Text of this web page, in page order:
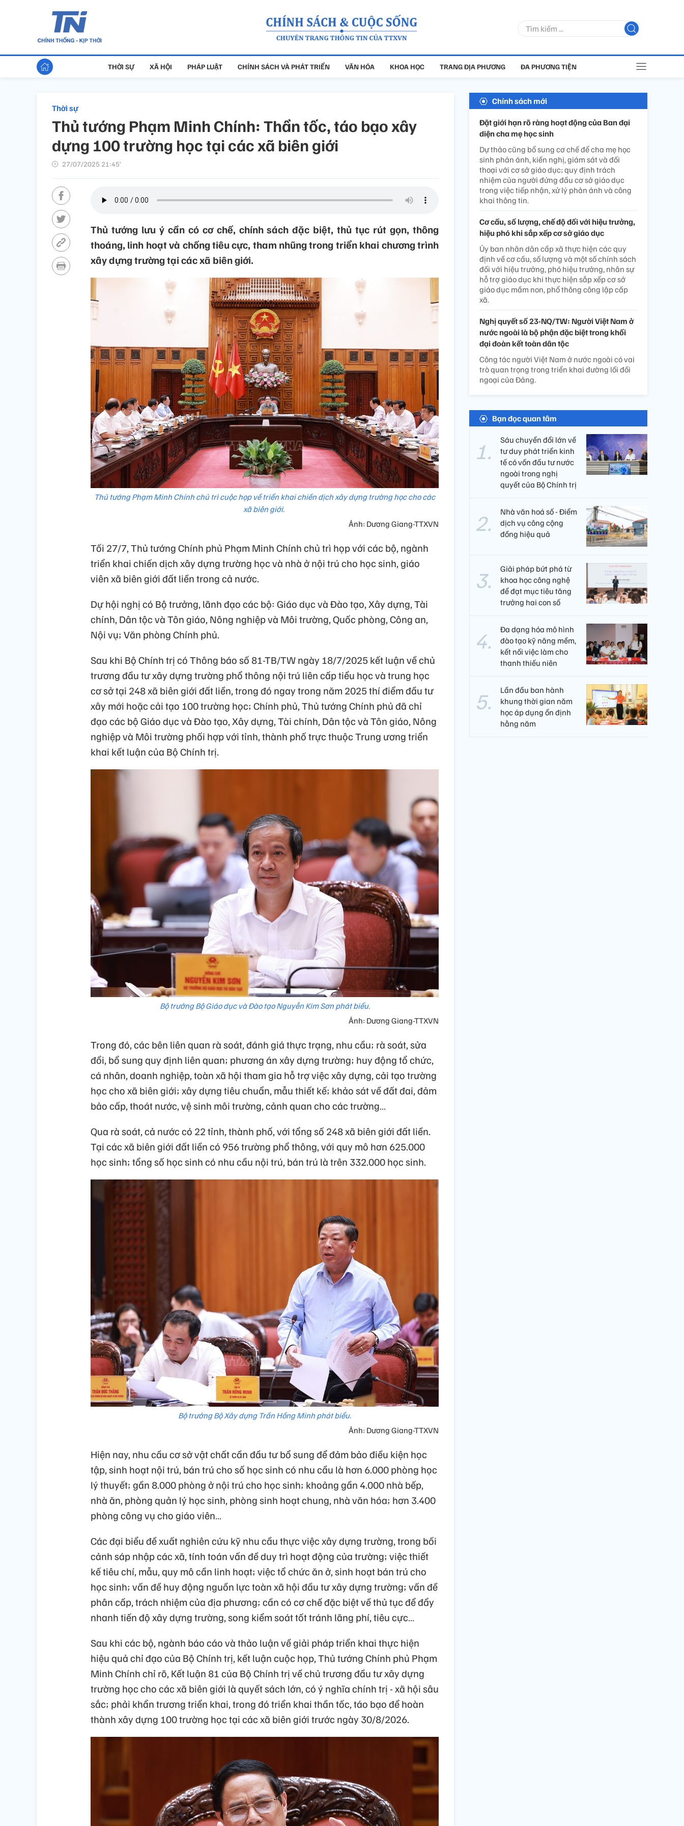
THỜI SỰ XÃ HỘI PHÁP LUẬT CHÍNH SÁCH VÀ PHÁT TRIỂN VĂN HÓA KHOA HỌC TRANG ĐỊA PHƯƠNG ĐA PHƯƠNG TIỆN
Thời sự
Thủ tướng Phạm Minh Chính: Thần tốc, táo bạo xây
dựng 100 trường học tại các xã biên giới
27/07/2025 21:45’
Thủ tướng lưu ý cần có cơ chế, chính sách đặc biệt, thủ tục rút gọn, thông
thoáng, linh hoạt và chống tiêu cực, tham nhũng trong triển khai chương trình
xây dựng trường tại các xã biên giới.
Thủ tướng Phạm Minh Chính chủ trì cuộc họp về triển khai chiến dịch xây dựng trường học cho các
xã biên giới.
Ảnh: Dương Giang-TTXVN
Tối 27/7, Thủ tướng Chính phủ Phạm Minh Chính chủ trì họp với các bộ, ngành
triển khai chiến dịch xây dựng trường học và nhà ở nội trú cho học sinh, giáo
viên xã biên giới đất liền trong cả nước.
Dự hội nghị có Bộ trưởng, lãnh đạo các bộ: Giáo dục và Đào tạo, Xây dựng, Tài
chính, Dân tộc và Tôn giáo, Nông nghiệp và Môi trường, Quốc phòng, Công an,
Nội vụ; Văn phòng Chính phủ.
Sau khi Bộ Chính trị có Thông báo số 81-TB/TW ngày 18/7/2025 kết luận về chủ
trương đầu tư xây dựng trường phổ thông nội trú liên cấp tiểu học và trung học
cơ sở tại 248 xã biên giới đất liền, trong đó ngay trong năm 2025 thí điểm đầu tư
xây mới hoặc cải tạo 100 trường học; Chính phủ, Thủ tướng Chính phủ đã chỉ
đạo các bộ Giáo dục và Đào tạo, Xây dựng, Tài chính, Dân tộc và Tôn giáo, Nông
nghiệp và Môi trường phối hợp với tỉnh, thành phố trực thuộc Trung ương triển
khai kết luận của Bộ Chính trị.
Bộ trưởng Bộ Giáo dục và Đào tạo Nguyễn Kim Sơn phát biểu.
Ảnh: Dương Giang-TTXVN
Trong đó, các bên liên quan rà soát, đánh giá thực trạng, nhu cầu; rà soát, sửa
đổi, bổ sung quy định liên quan; phương án xây dựng trường; huy động tổ chức,
cá nhân, doanh nghiệp, toàn xã hội tham gia hỗ trợ việc xây dựng, cải tạo trường
học cho xã biên giới; xây dựng tiêu chuẩn, mẫu thiết kế; khảo sát về đất đai, đảm
bảo cấp, thoát nước, vệ sinh môi trường, cảnh quan cho các trường…
Qua rà soát, cả nước có 22 tỉnh, thành phố, với tổng số 248 xã biên giới đất liền.
Tại các xã biên giới đất liền có 956 trường phổ thông, với quy mô hơn 625.000
học sinh; tổng số học sinh có nhu cầu nội trú, bán trú là trên 332.000 học sinh.
Bộ trưởng Bộ Xây dựng Trần Hồng Minh phát biểu.
Ảnh: Dương Giang-TTXVN
Hiện nay, nhu cầu cơ sở vật chất cần đầu tư bổ sung để đảm bảo điều kiện học
tập, sinh hoạt nội trú, bán trú cho số học sinh có nhu cầu là hơn 6.000 phòng học
lý thuyết; gần 8.000 phòng ở nội trú cho học sinh; khoảng gần 4.000 nhà bếp,
nhà ăn, phòng quản lý học sinh, phòng sinh hoạt chung, nhà văn hóa; hơn 3.400
phòng công vụ cho giáo viên…
Các đại biểu đề xuất nghiên cứu kỹ nhu cầu thực việc xây dựng trường, trong bối
cảnh sáp nhập các xã, tính toán vấn đề duy trì hoạt động của trường; việc thiết
kế tiêu chí, mẫu, quy mô cần linh hoạt; việc tổ chức ăn ở, sinh hoạt bán trú cho
học sinh; vấn đề huy động nguồn lực toàn xã hội đầu tư xây dựng trường; vấn đề
phân cấp, trách nhiệm của địa phương; cần có cơ chế đặc biệt về thủ tục để đẩy
nhanh tiến độ xây dựng trường, song kiểm soát tốt tránh lãng phí, tiêu cực…
Sau khi các bộ, ngành báo cáo và thảo luận về giải pháp triển khai thực hiện
hiệu quả chỉ đạo của Bộ Chính trị, kết luận cuộc họp, Thủ tướng Chính phủ Phạm
Minh Chính chỉ rõ, Kết luận 81 của Bộ Chính trị về chủ trương đầu tư xây dựng
trường học cho các xã biên giới là quyết sách lớn, có ý nghĩa chính trị - xã hội sâu
sắc; phải khẩn trương triển khai, trong đó triển khai thần tốc, táo bạo để hoàn
thành xây dựng 100 trường học tại các xã biên giới trước ngày 30/8/2026.
Chính sách mới
Đặt giới hạn rõ ràng hoạt động của Ban đại
diện cha mẹ học sinh
Dự thảo cũng bổ sung cơ chế để cha mẹ học
sinh phản ánh, kiến nghị, giám sát và đối
thoại với cơ sở giáo dục; quy định trách
nhiệm của người đứng đầu cơ sở giáo dục
trong việc tiếp nhận, xử lý phản ánh và công
khai thông tin.
Cơ cấu, số lượng, chế độ đối với hiệu trưởng,
hiệu phó khi sắp xếp cơ sở giáo dục
Ủy ban nhân dân cấp xã thực hiện các quy
định về cơ cấu, số lượng và một số chính sách
đối với hiệu trưởng, phó hiệu trưởng, nhân sự
hỗ trợ giáo dục khi thực hiện sắp xếp cơ sở
giáo dục mầm non, phổ thông công lập cấp
xã.
Nghị quyết số 23-NQ/TW: Người Việt Nam ở
nước ngoài là bộ phận đặc biệt trong khối
đại đoàn kết toàn dân tộc
Công tác người Việt Nam ở nước ngoài có vai
trò quan trọng trong triển khai đường lối đối
ngoại của Đảng.
Bạn đọc quan tâm
Sáu chuyển đổi lớn về
tư duy phát triển kinh
tế có vốn đầu tư nước
ngoài trong nghị
quyết của Bộ Chính trị
Nhà văn hoá số - Điểm
dịch vụ công cộng
đồng hiệu quả
Giải pháp bứt phá từ
khoa học công nghệ
để đạt mục tiêu tăng
trưởng hai con số
Đa dạng hóa mô hình
đào tạo kỹ năng mềm,
kết nối việc làm cho
thanh thiếu niên
Lần đầu ban hành
khung thời gian năm
học áp dụng ổn định
hằng năm